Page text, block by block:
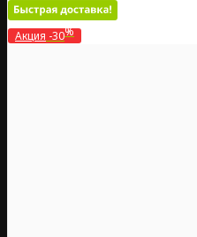
Акция -30%